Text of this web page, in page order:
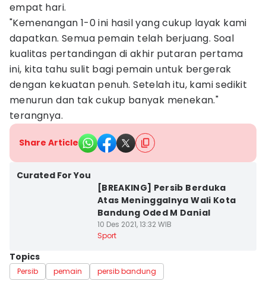
empat hari.
"Kemenangan 1-0 ini hasil yang cukup layak kami
dapatkan. Semua pemain telah berjuang. Soal
kualitas pertandingan di akhir putaran pertama
ini, kita tahu sulit bagi pemain untuk bergerak
dengan kekuatan penuh. Setelah itu, kami sedikit
menurun dan tak cukup banyak menekan."
terangnya.
Share Article
Curated For You
[BREAKING] Persib Berduka
Atas Meninggalnya Wali Kota
Bandung Oded M Danial
10 Des 2021, 13:32 WIB
Sport
Topics
Persib pemain persib bandung